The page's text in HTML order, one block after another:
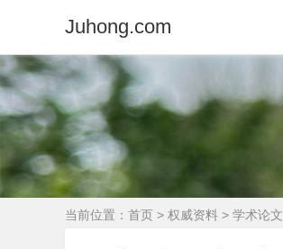
Juhong.com
当前位置： 首页 > 权威资料 > 学术论文